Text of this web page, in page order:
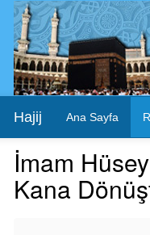
Hajij Ana Sayfa
İmam
Kana